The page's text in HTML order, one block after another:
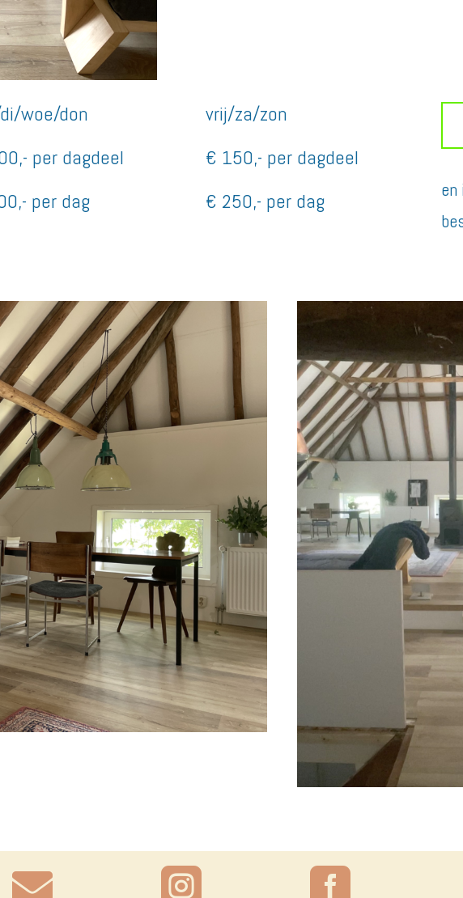
woe/don
per dagdeel
per dag
vrij/za/zon
€ 150,- per dagdeel
€ 250,- per dag
en
  